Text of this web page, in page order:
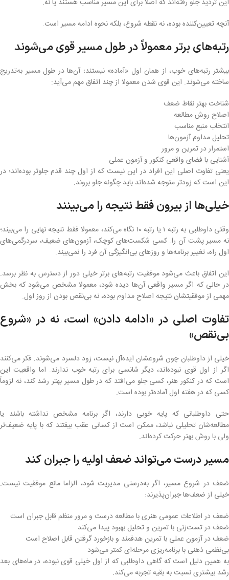
این تردید جلو رفته‌اند که اصلاً برای این مسیر مناسب هستند یا نه.
آنچه تعیین‌کننده بوده، نه نقطه شروع، بلکه نحوه ادامه مسیر است.
رتبه‌های برتر معمولاً در طول مسیر قوی می‌شوند
بیشتر رتبه‌های خوب، از همان اول «آماده» نیستند؛ آن‌ها در طول مسیر به‌تدریج
ساخته می‌شوند. این قوی شدن معمولا از چند اتفاق مهم می‌آید:
شناخت بهتر نقاط ضعف
اصلاح روش مطالعه
انتخاب منبع مناسب
تحلیل مداوم آزمون‌ها
استمرار در تمرین و مرور
آشنایی با فضای واقعی کنکور و آزمون عملی
یعنی تفاوت اصلی این افراد در این نیست که از اول چند قدم جلوتر بوده‌اند؛ در
این است که زودتر متوجه شده‌اند باید چگونه جلو بروند.
خیلی‌ها از بیرون فقط نتیجه را می‌بینند
وقتی داوطلبی به رتبه ۱ یا رتبه ۱۰ نگاه می‌کند، معمولا فقط نتیجه نهایی را می‌بیند؛
نه مسیر پشت آن را. کسی شکست‌های کوچک، آزمون‌های ضعیف، سردرگمی‌های
اول راه، تغییر برنامه‌ها و روزهای بی‌انگیزگی آن فرد را نمی‌بیند.
این اتفاق باعث می‌شود موفقیت رتبه‌های برتر خیلی دور از دسترس به نظر برسد.
در حالی که اگر مسیر واقعی آن‌ها دیده شود، معمولا مشخص می‌شود که بخش
مهمی از موفقیتشان نتیجه اصلاح مداوم بوده، نه بی‌نقص بودن از روز اول.
تفاوت اصلی در «ادامه دادن» است، نه در «شروع
بی‌نقص»
خیلی از داوطلبان چون شروعشان ایده‌آل نیست، زود دلسرد می‌شوند. فکر می‌کنند
اگر از اول قوی نبوده‌اند، دیگر شانسی برای رتبه خوب ندارند. اما واقعیت این
است که در کنکور هنر، کسی جلو می‌افتد که در طول مسیر بهتر رشد کند، نه لزوماً
کسی که در هفته اول آماده‌تر بوده است.
حتی داوطلبانی که پایه خوبی دارند، اگر برنامه مشخص نداشته باشند یا
مطالعه‌شان تحلیلی نباشد، ممکن است از کسانی عقب بیفتند که با پایه ضعیف‌تر
ولی با روش بهتر حرکت کرده‌اند.
مسیر درست می‌تواند ضعف اولیه را جبران کند
ضعف در شروع مسیر، اگر به‌درستی مدیریت شود، الزاما مانع موفقیت نیست.
خیلی از ضعف‌ها جبران‌پذیرند:
ضعف در اطلاعات عمومی هنری با مطالعه درست و مرور منظم قابل جبران است
ضعف در تست‌زنی با تمرین و تحلیل بهبود پیدا می‌کند
ضعف در آزمون عملی با تمرین هدفمند و بازخورد گرفتن قابل اصلاح است
بی‌نظمی ذهنی با برنامه‌ریزی مرحله‌ای کمتر می‌شود
به همین دلیل است که گاهی داوطلبی که از اول خیلی قوی نبوده، در ماه‌های بعد
رشد بیشتری نسبت به بقیه تجربه می‌کند.